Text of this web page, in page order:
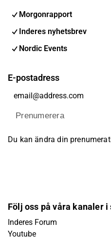
Morgonrapport
Inderes nyhetsbrev
Nordic Events
E-postadress
Prenumerera
Du kan ändra din
Följ oss på våra kanaler
Inderes Forum
Youtube